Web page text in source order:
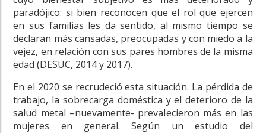
paradójico: si bien reconocen que el rol que ejercen
en sus familias les da sentido, al mismo tiempo se
declaran más cansadas, preocupadas y con miedo a la
vejez, en relación con sus pares hombres de la misma
edad (DESUC, 2014 y 2017).
En el 2020 se recrudeció esta situación. La pérdida de
trabajo, la sobrecarga doméstica y el deterioro de la
salud metal –nuevamente- prevalecieron más en las
mujeres en general. Según un estudio del